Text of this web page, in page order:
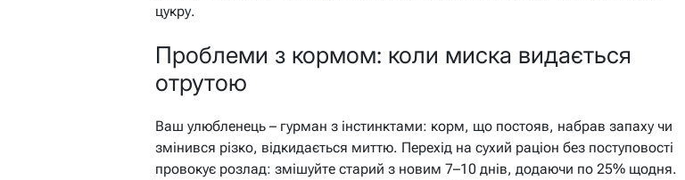
цукру.
Проблеми з кормом: коли миска видається
отрутою
Ваш улюбленець – гурман з інстинктами: корм, що постояв, набрав запаху чи
змінився різко, відкидається миттю. Перехід на сухий раціон без поступовості
провокує розлад: змішуйте старий з новим 7–10 днів, додаючи по 25% щодня.